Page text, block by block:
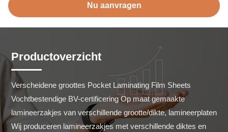
Nu aanvragen
Productoverzicht
Verscheidene groottes Pocket Laminating Film Sheets
Vochtbestendige BV-certificering Op maat gemaakte
lamineerzakjes van verschillende grootte/dikte, lamineerplaten
Wij produceren lamineerzakjes met verschillende diktes en